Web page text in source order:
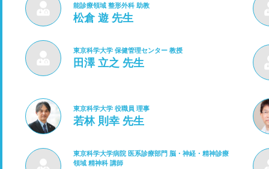
能診療領域 整形外科 助教
松倉 遊 先生
東京科学大学 保健管理センター 教授
田澤 立之 先生
東京科学大学 役職員 理事
若林 則幸 先生
東京科学大学病院 医系診療部門 脳・神経・精神診療
領域 精神科 講師